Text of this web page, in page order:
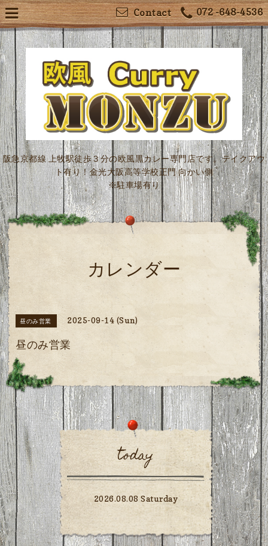
072 -648-4536
Contact
阪急京都線 上牧駅徒歩３分の欧風黒カレー専門店です。テイクアウ
ト有り！金光大阪高等学校正門 向かい側
※駐車場有り
カレンダー
昼のみ営業 2025-09-14 (Sun)
昼のみ営業
today
2026.08.08 Saturday